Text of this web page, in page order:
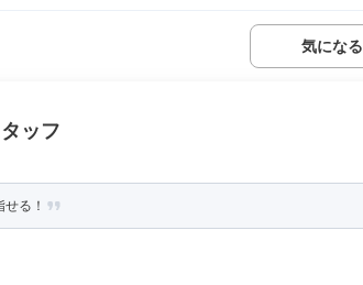
気になる
ッフ
る！